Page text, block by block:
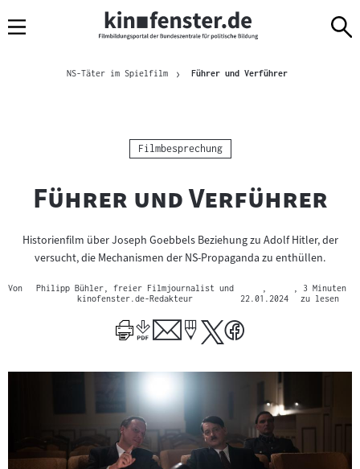
Navigation
zum
zur
Brotkrümelnavigation
NS-Täter im Spielfilm Führer und VerführerAktuelle Seite
Kategorie:
Filmbesprechung
"
Führer und Verführer"
Historienfilm über Joseph Goebbels Beziehung zu Adolf Hitler, der
versucht, die Mechanismen der NS-Propaganda zu enthüllen.
Von
Philipp Bühler, freier Filmjournalist und
kinofenster.de-Redakteur
22.01.2024
, 3 Minuten
zu lesen